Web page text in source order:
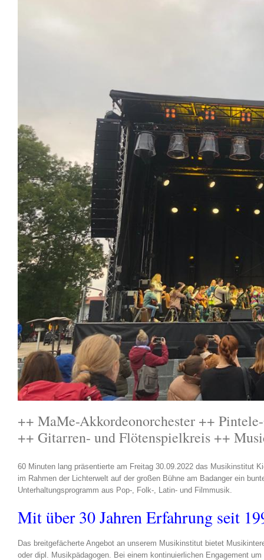
++ MaMe-Akkordeonorchester ++
++ Gitarren- und Flötenspielkreis ++
60 Minuten lang präsentierte am Freitag 30.09.2022 das Musikinstitut
im Rahmen der Lichterwelt auf der großen Bühne am Badanger ein
Unterhaltungsprogramm aus Pop-, Folk-, Latin- und Filmmusik.
Mit über 30 Jahren Erfahrung seit
Das breitgefächerte Angebot an unserem Musikinstitut bietet
oder dipl. Musikpädagogen. Bei einem kontinuierlichen Engagement